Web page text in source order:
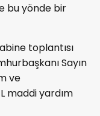
bu yönde bir
toplantısı
Sayın
ve
maddi yardım